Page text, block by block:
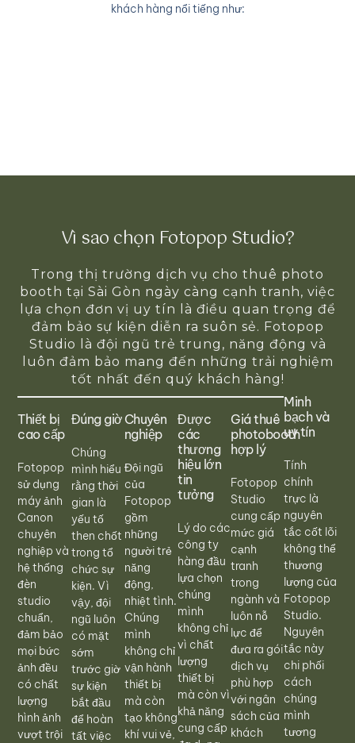
khách hàng nổi tiếng như:
Vì sao chọn Fotopop Studio?
Trong thị trường dịch vụ cho thuê photo
booth tại Sài Gòn ngày càng cạnh tranh, việc
lựa chọn đơn vị uy tín là điều quan trọng để
đảm bảo sự kiện diễn ra suôn sẻ. Fotopop
Studio là đội ngũ trẻ trung, năng động và
luôn đảm bảo mang đến những trải nghiệm
tốt nhất đến quý khách hàng!
Thiết bị
cao cấp
Fotopop
sử dụng
máy ảnh
Canon
chuyên
nghiệp và
hệ thống
đèn
studio
chuẩn,
đảm bảo
mọi bức
ảnh đều
có chất
lượng
hình ảnh
vượt trội
Đúng giờ
Chúng
mình hiểu
rằng thời
gian là
yếu tố
then chốt
trong tổ
chức sự
kiện. Vì
vậy, đội
ngũ luôn
có mặt
sớm
trước giờ
sự kiện
bắt đầu
để hoàn
tất việc
Chuyên
nghiệp
Đội ngũ
của
Fotopop
gồm
những
người trẻ
năng
động,
nhiệt tình.
Chúng
mình
không chỉ
vận hành
thiết bị
mà còn
tạo không
khí vui vẻ,
Được
các
thương
hiệu lớn
tin
tưởng
Lý do các
công ty
hàng đầu
lựa chọn
chúng
mình
không chỉ
vì chất
lượng
thiết bị
mà còn vì
khả năng
cung cấp
Giá thuê
photobooth
hợp lý
Fotopop
Studio
cung cấp
mức giá
cạnh
tranh
trong
ngành và
luôn nỗ
lực để
đưa ra gói
dịch vụ
phù hợp
với ngân
sách của
khách
Minh
bạch và
uy tín
Tính
chính
trực là
nguyên
tắc cốt lõi
không thể
thương
lượng của
Fotopop
Studio.
Nguyên
tắc này
chi phối
cách
chúng
mình
tương